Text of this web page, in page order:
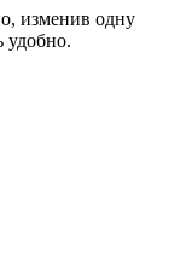
изменив одну
удобно.